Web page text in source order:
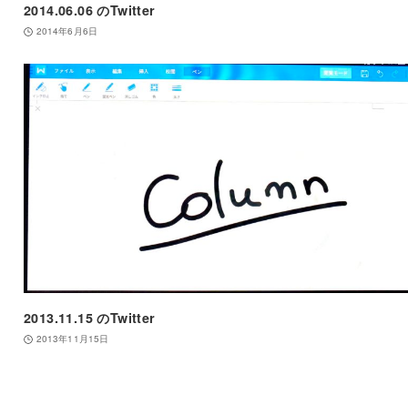
2014.06.06 のTwitter
2014年6月6日
2013.11.15 のTwitter
2013年11月15日